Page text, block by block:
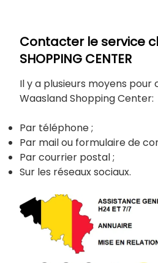
Contacter le service
SHOPPING CENTER
Il y a plusieurs moyens
Waasland Shopping Center:
Par téléphone ;
Par mail ou formulaire de
Par courrier postal ;
Sur les réseaux sociaux.